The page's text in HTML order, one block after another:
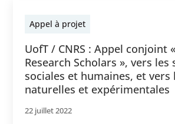
Appel à projet
UofT / CNRS : Appel conjoint
Research Scholars », vers les
sociales et humaines, et vers
naturelles et expérimentales
22 juillet 2022